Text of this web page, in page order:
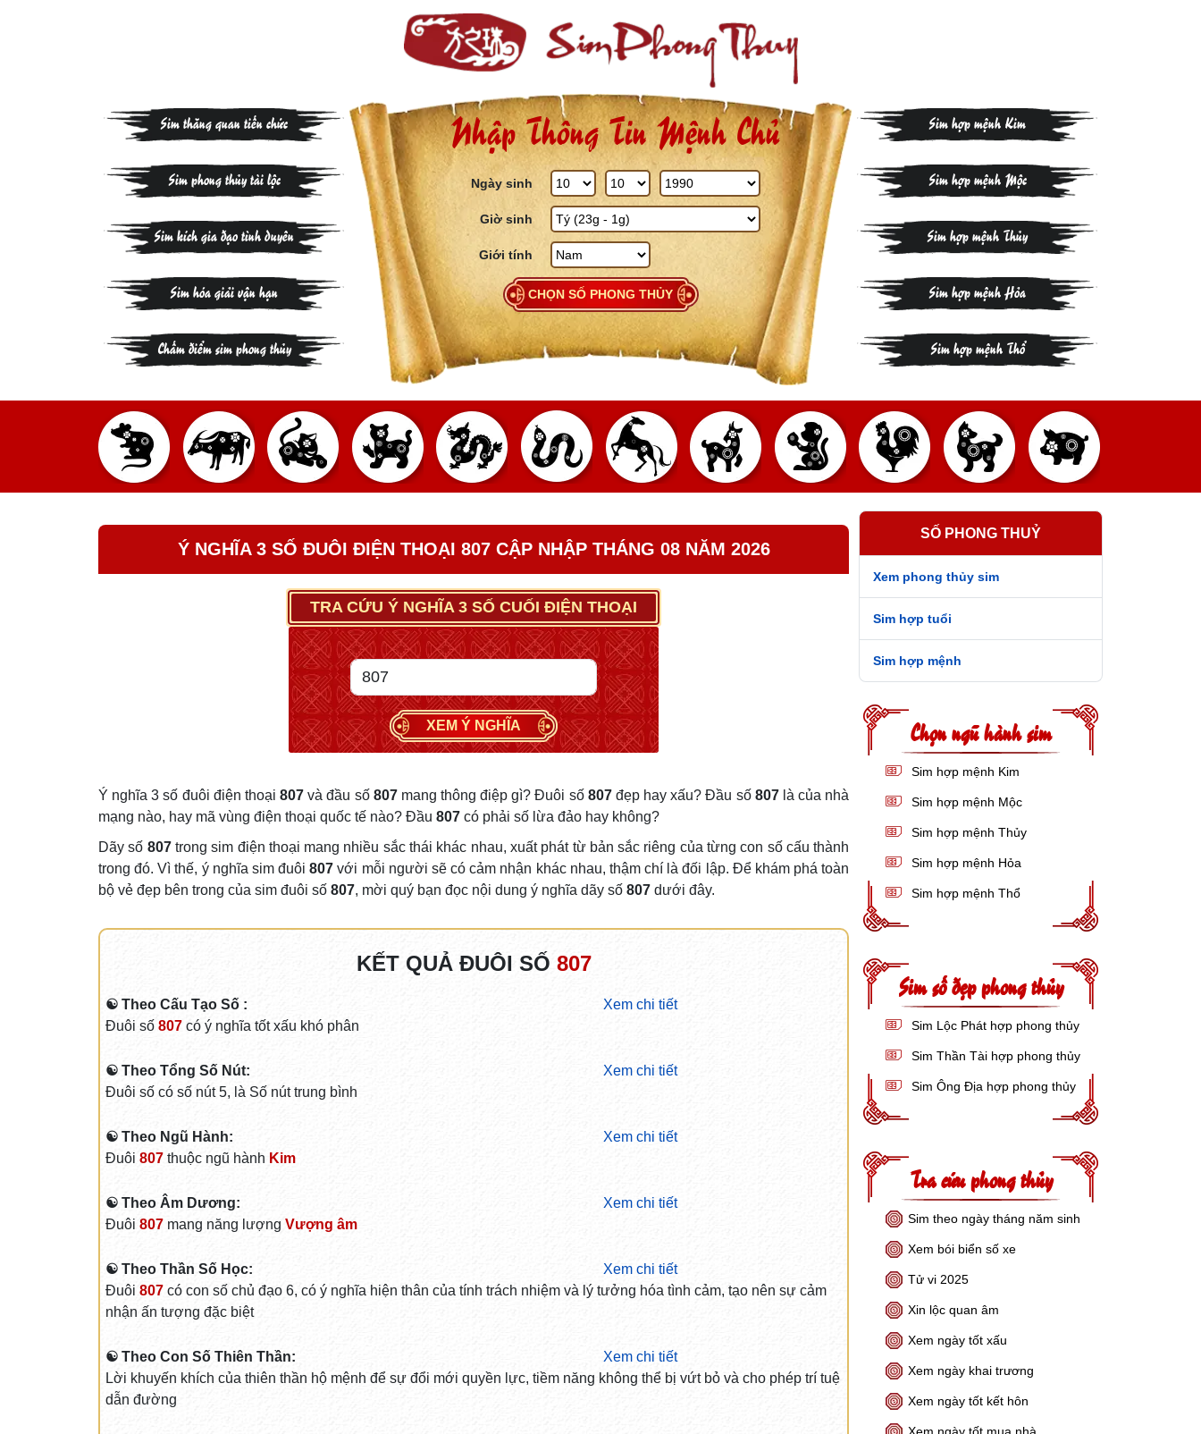
Sim thăng quan tiến chức
Sim phong thủy tài lộc
Sim kích gia đạo tình duyên
Sim hóa giải vận hạn
Chấm điểm sim phong thủy
Nhập Thông Tin Mệnh Chủ
Ngày sinh
Giờ sinh
Giới tính
CHỌN SỐ PHONG THỦY
Sim hợp mệnh Kim
Sim hợp mệnh Mộc
Sim hợp mệnh Thủy
Sim hợp mệnh Hỏa
Sim hợp mệnh Thổ
Ý NGHĨA 3 SỐ ĐUÔI ĐIỆN THOẠI 807 CẬP NHẬP THÁNG 08 NĂM 2026
TRA CỨU Ý NGHĨA 3 SỐ CUỐI ĐIỆN THOẠI
XEM Ý NGHĨA
Ý nghĩa 3 số đuôi điện thoại807 và đầu số 807mang thông điệp gì? Đuôi số 807đẹp hay xấu? Đầu số 807là của nhà
mạng nào, hay mã vùng điện thoại quốc tế nào? Đầu 807 có phải số lừa đảo hay không?
Dãy số 807trong sim điện thoại mang nhiều sắc thái khác nhau, xuất phát từ bản sắc riêng của từng con số cấu thành
trong đó. Vì thế, ý nghĩa sim đuôi807 với mỗi người sẽ có cảm nhận khác nhau, thậm chí là đối lập. Để khám phá toàn
bộ vẻ đẹp bên trong của sim đuôi số 807, mời quý bạn đọc nội dung ý nghĩa dãy số 807 dưới đây.
KẾT QUẢ ĐUÔI SỐ 807
☯ Theo Cấu Tạo Số :
Xem chi tiết
Đuôi số 807có ý nghĩa tốt xấu khó phân
☯ Theo Tổng Số Nút:
Xem chi tiết
Đuôi số có số nút 5, là Số nút trung bình
☯ Theo Ngũ Hành:
Xem chi tiết
Đuôi 807thuộc ngũ hành Kim
☯ Theo Âm Dương:
Xem chi tiết
Đuôi 807mang năng lượng Vượng âm
☯ Theo Thần Số Học:
Xem chi tiết
Đuôi 807có con số chủ đạo 6, có ý nghĩa hiện thân của tính trách nhiệm và lý tưởng hóa tình cảm, tạo nên sự cảm
nhận ấn tượng đặc biệt
☯ Theo Con Số Thiên Thần:
Xem chi tiết
Lời khuyến khích của thiên thần hộ mệnh để sự đổi mới quyền lực, tiềm năng không thể bị vứt bỏ và cho phép trí tuệ
dẫn đường
SỐ PHONG THUỶ
Xem phong thủy sim
Sim hợp tuổi
Sim hợp mệnh
Chọn ngũ hành sim
Sim hợp mệnh Kim
Sim hợp mệnh Mộc
Sim hợp mệnh Thủy
Sim hợp mệnh Hỏa
Sim hợp mệnh Thổ
Sim số đẹp phong thủy
Sim Lộc Phát hợp phong thủy
Sim Thần Tài hợp phong thủy
Sim Ông Địa hợp phong thủy
Tra cứu phong thủy
Sim theo ngày tháng năm sinh
Xem bói biển số xe
Tử vi 2025
Xin lộc quan âm
Xem ngày tốt xấu
Xem ngày khai trương
Xem ngày tốt kết hôn